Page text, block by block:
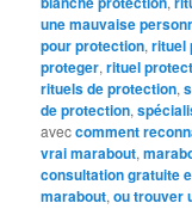
une mauvaise
pour protection,rituel
proteger,rituel
rituels de protection,
de protection,
aveccomment
vrai marabout,
consultation gratuite
marabout,ou trouver